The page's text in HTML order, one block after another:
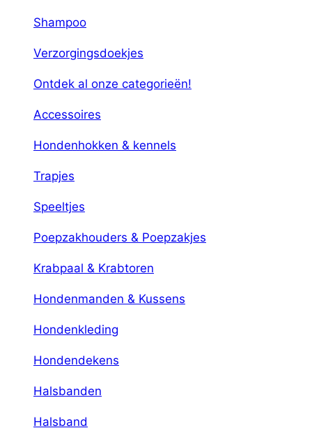
Shampoo
Verzorgingsdoekjes
Ontdek al onze categorieën!
Accessoires
Hondenhokken & kennels
Trapjes
Speeltjes
Poepzakhouders & Poepzakjes
Krabpaal & Krabtoren
Hondenmanden & Kussens
Hondenkleding
Hondendekens
Halsbanden
Halsband